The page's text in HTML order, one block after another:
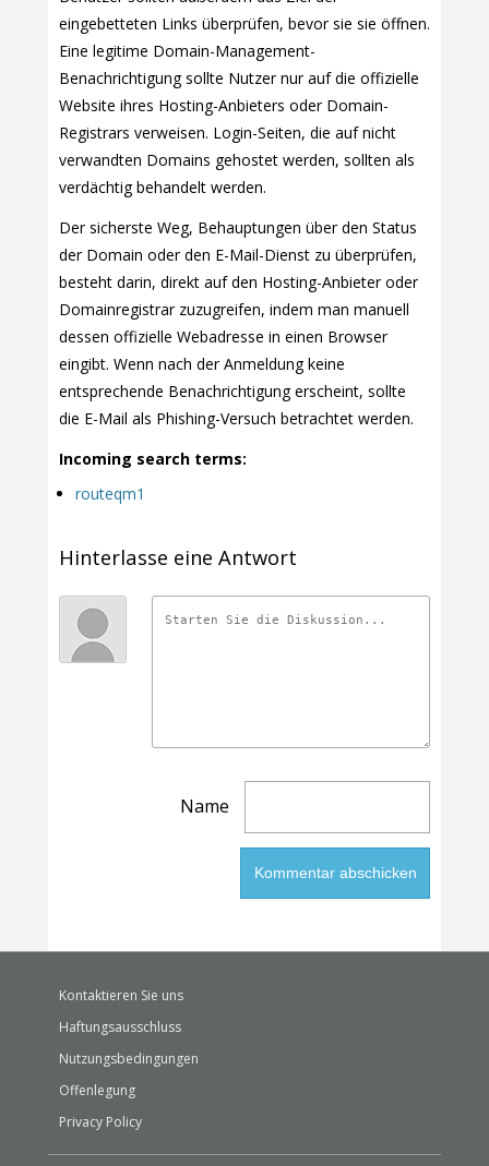
eingebetteten Links überprüfen, bevor sie sie öffnen.
Eine legitime Domain-Management-
Benachrichtigung sollte Nutzer nur auf die offizielle
Website ihres Hosting-Anbieters oder Domain-
Registrars verweisen. Login-Seiten, die auf nicht
verwandten Domains gehostet werden, sollten als
verdächtig behandelt werden.
Der sicherste Weg, Behauptungen über den Status
der Domain oder den E-Mail-Dienst zu überprüfen,
besteht darin, direkt auf den Hosting-Anbieter oder
Domainregistrar zuzugreifen, indem man manuell
dessen offizielle Webadresse in einen Browser
eingibt. Wenn nach der Anmeldung keine
entsprechende Benachrichtigung erscheint, sollte
die E-Mail als Phishing-Versuch betrachtet werden.
Incoming search terms:
routeqm1
Hinterlasse eine Antwort
Name
Kontaktieren Sie uns
Haftungsausschluss
Nutzungsbedingungen
Offenlegung
Privacy Policy